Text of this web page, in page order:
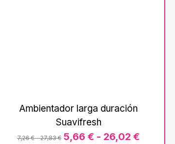
Ambientador larga duración
Suavifresh
7,26€ -27,83€ 5,66€ - 26,02€